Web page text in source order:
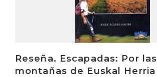
Reseña. Escapadas: Por las
montañas de Euskal Herria